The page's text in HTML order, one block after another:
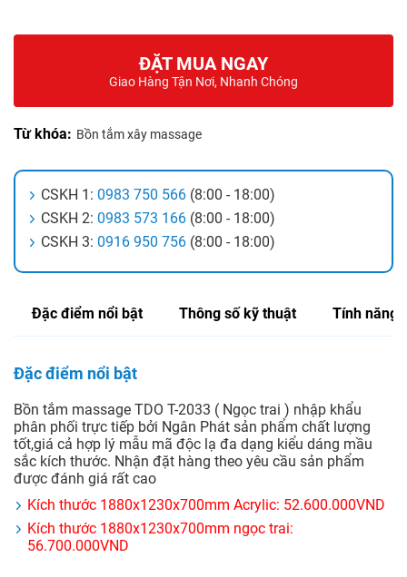
ĐẶT MUA NGAY
Giao Hàng Tận Nơi, Nhanh Chóng
Từ khóa: Bồn tắm xây massage
CSKH 1: 0983 750 566 (8:00 - 18:00)
CSKH 2: 0983 573 166 (8:00 - 18:00)
CSKH 3: 0916 950 756 (8:00 - 18:00)
Đặc điểm nổi bật Thông số kỹ thuật Tính năng
Đặc điểm nổi bật
Bồn tắm massage TDO T-2033 ( Ngọc trai ) nhập khẩu
phân phối trực tiếp bởi Ngân Phát sản phẩm chất lượng
tốt,giá cả hợp lý mẫu mã độc lạ đa dạng kiểu dáng mầu
sắc kích thước. Nhận đặt hàng theo yêu cầu sản phẩm
được đánh giá rất cao
Kích thước 1880x1230x700mm Acrylic: 52.600.000VND
Kích thước 1880x1230x700mm ngọc trai:
56.700.000VND